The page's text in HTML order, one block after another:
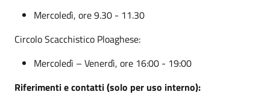
Mercoledì, ore 9.30 - 11.30
Circolo Scacchistico Ploaghese:
Mercoledì – Venerdì, ore 16:00 - 19:00
Riferimenti e contatti (solo per uso interno):